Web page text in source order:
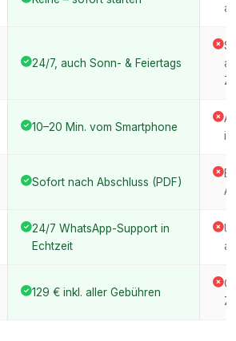
24/7, auch Sonn- & Feiertags
10–20 Min. vom Smartphone
Sofort nach Abschluss (PDF)
24/7 WhatsApp-Support in
Echtzeit
129 € inkl. aller Gebühren